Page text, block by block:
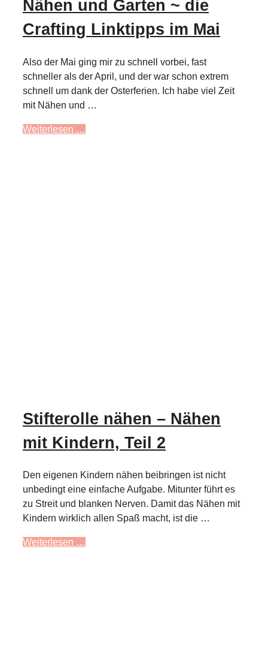
Nähen und Garten ~ die
Crafting Linktipps im Mai
Also der Mai ging mir zu schnell vorbei, fast
schneller als der April, und der war schon extrem
schnell um dank der Osterferien. Ich habe viel Zeit
mit Nähen und …
Weiterlesen …
Stifterolle nähen – Nähen
mit Kindern, Teil 2
Den eigenen Kindern nähen beibringen ist nicht
unbedingt eine einfache Aufgabe. Mitunter führt es
zu Streit und blanken Nerven. Damit das Nähen mit
Kindern wirklich allen Spaß macht, ist die …
Weiterlesen …